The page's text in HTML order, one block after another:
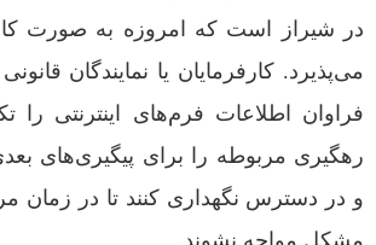
در شیراز است که امروزه به صورت
می‌پذیرد. کارفرمایان یا نمایندگان
فراوان اطلاعات فرم‌های اینترنتی را
رهگیری مربوطه را برای پیگیری‌های
و در دسترس نگهداری کنند تا در زمان
مشکل مواجه نشوند.